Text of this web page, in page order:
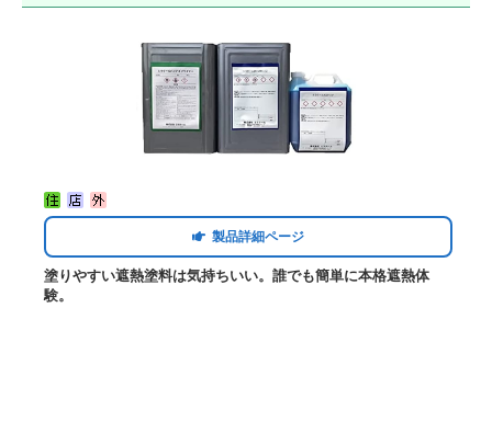
製品詳細ページ
塗りやすい遮熱塗料は気持ちいい。誰でも簡単に本格遮熱体
験。